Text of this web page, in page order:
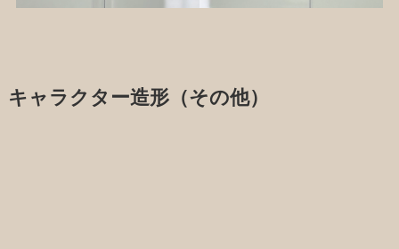
キャラクター造形（その他）